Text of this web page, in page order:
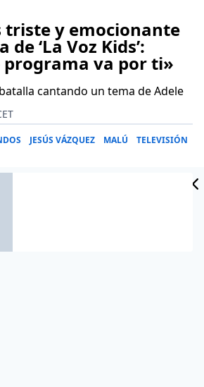
triste y emocionante
‘La Voz Kids’:
va por ti»
cantando un tema de Adele
JESÚS VÁZQUEZ MALÚ TELEVISIÓN